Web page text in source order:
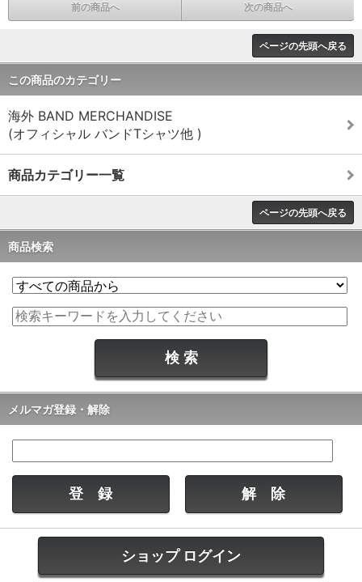
前の商品へ 次の商品へ
ページの先頭へ戻る
この商品のカテゴリー
海外 BAND MERCHANDISE
(オフィシャル バンドTシャツ他 )
商品カテゴリー一覧
ページの先頭へ戻る
商品検索
メルマガ登録・解除
ショップ ログイン